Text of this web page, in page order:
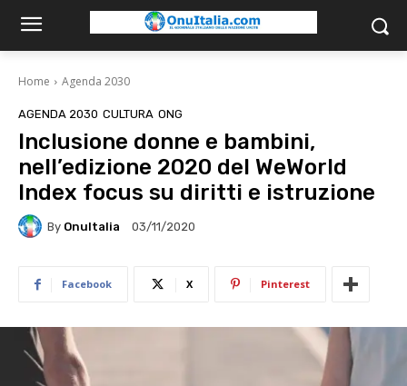
Home Agenda 2030
AGENDA 2030 CULTURA ONG
Inclusione donne e bambini,
nell’edizione 2020 del WeWorld
Index focus su diritti e istruzione
By OnuItalia 03/11/2020
Facebook X Pinterest